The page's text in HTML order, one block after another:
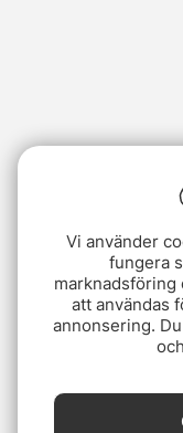
Vi använder
fungera
marknadsföring
att användas
annonsering.